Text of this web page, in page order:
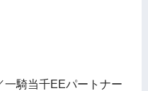
騎当千EEパートナー